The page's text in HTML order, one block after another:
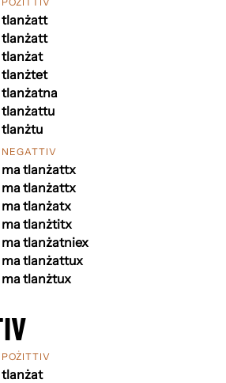
tlanżatt
tlanżatt
tlanżat
tlanżtet
tlanżatna
tlanżattu
tlanżtu
NEGATTIV
ma tlanżattx
ma tlanżattx
ma tlanżatx
ma tlanżtitx
ma tlanżatniex
ma tlanżattux
ma tlanżtux
POŻITTIV
tlanżat